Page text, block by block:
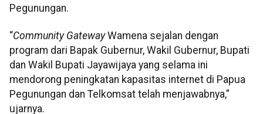
Pegunungan.
“Community GatewayWamena sejalan dengan
program dari Bapak Gubernur, Wakil Gubernur, Bupati
dan Wakil Bupati Jayawijaya yang selama ini
mendorong peningkatan kapasitas internet di Papua
Pegunungan dan Telkomsat telah menjawabnya,”
ujarnya.